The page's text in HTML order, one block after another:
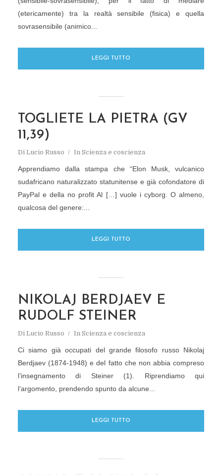
(etericamente) tra la realtà sensibile (fisica) e quella
sovrasensibile (animico...
LEGGI TUTTO
TOGLIETE LA PIETRA (GV
11,39)
Di Lucio Russo In Scienza e coscienza
Apprendiamo dalla stampa che “Elon Musk, vulcanico
sudafricano naturalizzato statunitense e già cofondatore di
PayPal e della no profit Al […] vuole i cyborg. O almeno,
qualcosa del genere:...
LEGGI TUTTO
NIKOLAJ BERDJAEV E
RUDOLF STEINER
Di Lucio Russo In Scienza e coscienza
Ci siamo già occupati del grande filosofo russo Nikolaj
Berdjaev (1874-1948) e del fatto che non abbia compreso
l’insegnamento di Steiner (1). Riprendiamo qui
l’argomento, prendendo spunto da alcune...
LEGGI TUTTO